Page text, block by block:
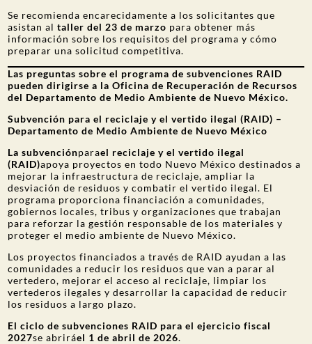
Se recomienda encarecidamente a los solicitantes que
asistan altaller del 23 de marzo para obtener más
información sobre los requisitos del programa y cómo
preparar una solicitud competitiva.
Las preguntas sobre el programa de subvenciones RAID
pueden dirigirse a la Oficina de Recuperación de Recursos
del Departamento de Medio Ambiente de Nuevo México.
Subvención para el reciclaje y el vertido ilegal (RAID) –
Departamento de Medio Ambiente de Nuevo México
La subvenciónparael reciclaje y el vertido ilegal
(RAID)apoya proyectos en todo Nuevo México destinados a
mejorar la infraestructura de reciclaje, ampliar la
desviación de residuos y combatir el vertido ilegal. El
programa proporciona financiación a comunidades,
gobiernos locales, tribus y organizaciones que trabajan
para reforzar la gestión responsable de los materiales y
proteger el medio ambiente de Nuevo México.
Los proyectos financiados a través de RAID ayudan a las
comunidades a reducir los residuos que van a parar al
vertedero, mejorar el acceso al reciclaje, limpiar los
vertederos ilegales y desarrollar la capacidad de reducir
los residuos a largo plazo.
El ciclo de subvenciones RAID para el ejercicio fiscal
2027se abriráel 1 de abril de 2026.